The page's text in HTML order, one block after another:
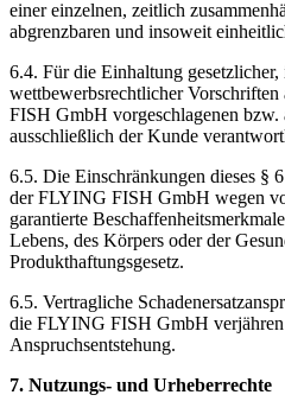
einer einzelnen, zeitlich
abgrenzbaren und insoweit
6.4. Für die Einhaltung gesetzlicher,
wettbewerbsrechtlicher
FISH GmbH vorgeschlagenen bzw.
ausschließlich der Kunde
6.5. Die Einschränkungen dieses §
der FLYING FISH GmbH wegen
garantierte
Lebens, des Körpers oder der
Produkthaftungsgesetz.
6.5. Vertragliche
die FLYING FISH GmbH verjähren
Anspruchsentstehung.
7. Nutzungs- und Urheberrechte